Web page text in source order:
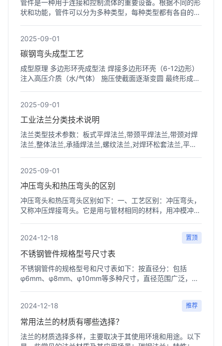
管件是一种用于连接和控制流体的重要设备。根据不同的形
状和功能，管件可以分为多种类型，每种类型都有各自的用
2025-09-01
碳钢弯头成型工艺
成型原理 多边形环壳成型法 焊接多边形环壳（6-12边形）
注入高压介质（水/气体） 施压使截面逐渐变圆 最终形成标
2025-09-01
工业法兰分类技术说明
法兰类型技术参数：板式平焊法兰,带颈平焊法兰,带颈对焊
法兰,整体法兰,承插焊法兰,螺纹法兰,对焊环松套法兰,平焊
2025-09-01
冲压弯头和热压弯头的区别
冲压弯头和热压弯头区别如下：一、工艺区别：冲压弯头，
又称冲压焊接弯头。它是用与管材相同的材料，用冲模冲压
2024-12-18 置顶
不锈钢管件规格型号尺寸表
不锈钢管件的规格型号和尺寸表如下：‌按直径分‌：包括
φ6mm、φ8mm、φ10mm等多种尺寸，直径范围广泛，适
2024-12-18 推荐
常用法兰的材质有哪些选择？
法兰的材质选择多样，主要取决于其使用环境和用途。以下